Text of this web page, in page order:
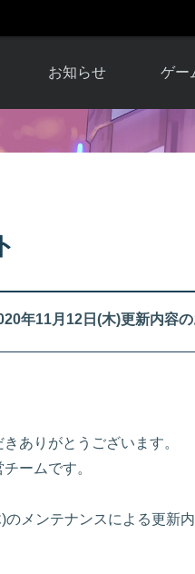
お知らせ
お知らせ一覧
ゲー
ソウ
アップ
年11月12日(木)更新内容
ありがとうございます。
ームです。
のメンテナンスによる更新